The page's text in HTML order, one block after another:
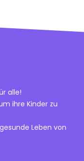
alle!
ihre Kinder zu
Leben von